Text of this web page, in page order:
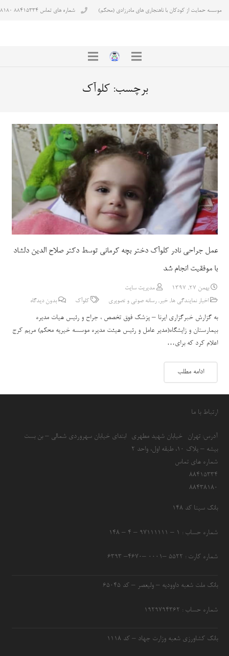
موسسه حمایت از کودکان با ناهنجاری های مادرزادی (محکم) شماره های تماس ۸۸۴۱۵۳۳۴ ۸۸۴۳۸۱۸۰
برچسب:کلوآک
عمل جراحی نادر کلوآک دختر بچه کرمانی توسط دکتر صلاح الدین دلشاد
با موفقیت انجام شد
بهمن 27, 1397
مدیریت سایت
اخبار نمایندگی ها,خبر,رسانه صوتی و تصویری کلوآک بدون دیدگاه
به گزارش خبرگزاری ایرنا – پزشک فوق تخصص ، جراح و رئیس هیات مدیره
بیمارستان و زایشگاه(مدیر عامل و رئیس هیئت مدیره موسسه خیریه محکم) مریم کرج
اعلام کرد که برای…
ادامه مطلب
ارتباط با ما
آدرس: تهران- خیابان شهید مطهری- ابتدای خیابان سهروردی شمالی – بن بست
بیشه – پلاک 10، طبقه اول، واحد 2
شماره های تماس
۸۸۴۱۵۳۳۴
۸۸۴۳۸۱۸۰
بانک سینا کد ۱۴۸
شماره حساب : ۱ – ۹۷۱۱۱۱۱۱ – ۴ – ۱۴۸
شماره کارت : ۵۵۲۲ –۰۰۰۱ –۴۶۷۰– ۶۳۹۳
بانک ملت شعبه داوودیه – ولیعصر – کد ۶۵۰۴۵
شماره حساب : ۱۹۲۹۷۹۴۳۶۲
بانک کشاورزی شعبه وزارت جهاد – کد 1118